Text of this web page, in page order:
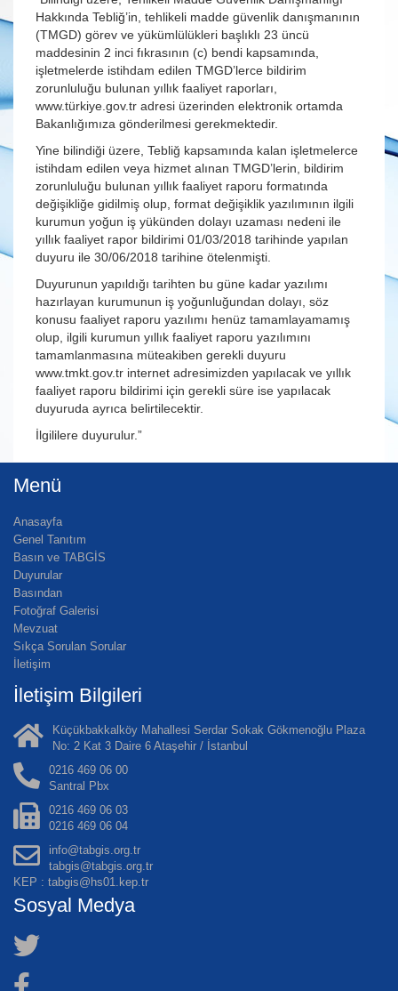
Hakkında Tebliğ’in, tehlikeli madde güvenlik danışmanının
(TMGD) görev ve yükümlülükleri başlıklı 23 üncü
maddesinin 2 inci fıkrasının (c) bendi kapsamında,
işletmelerde istihdam edilen TMGD’lerce bildirim
zorunluluğu bulunan yıllık faaliyet raporları,
www.türkiye.gov.tr adresi üzerinden elektronik ortamda
Bakanlığımıza gönderilmesi gerekmektedir.
Yine bilindiği üzere, Tebliğ kapsamında kalan işletmelerce
istihdam edilen veya hizmet alınan TMGD’lerin, bildirim
zorunluluğu bulunan yıllık faaliyet raporu formatında
değişikliğe gidilmiş olup, format değişiklik yazılımının ilgili
kurumun yoğun iş yükünden dolayı uzaması nedeni ile
yıllık faaliyet rapor bildirimi 01/03/2018 tarihinde yapılan
duyuru ile 30/06/2018 tarihine ötelenmişti.
Duyurunun yapıldığı tarihten bu güne kadar yazılımı
hazırlayan kurumunun iş yoğunluğundan dolayı, söz
konusu faaliyet raporu yazılımı henüz tamamlayamamış
olup, ilgili kurumun yıllık faaliyet raporu yazılımını
tamamlanmasına müteakiben gerekli duyuru
www.tmkt.gov.tr internet adresimizden yapılacak ve yıllık
faaliyet raporu bildirimi için gerekli süre ise yapılacak
duyuruda ayrıca belirtilecektir.
İlgililere duyurulur.”
Menü
Anasayfa
Genel Tanıtım
Basın ve TABGİS
Duyurular
Basından
Fotoğraf Galerisi
Mevzuat
Sıkça Sorulan Sorular
İletişim
İletişim Bilgileri
Küçükbakkalköy Mahallesi Serdar Sokak Gökmenoğlu Plaza
No: 2 Kat 3 Daire 6 Ataşehir / İstanbul
0216 469 06 00
Santral Pbx
0216 469 06 03
0216 469 06 04
info@tabgis.org.tr
tabgis@tabgis.org.tr
KEP : tabgis@hs01.kep.tr
Sosyal Medya